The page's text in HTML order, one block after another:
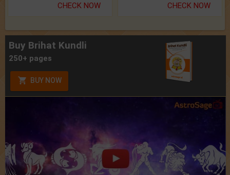
CHECK NOW CHECK NOW
Buy Brihat Kundli
250+ pages
BUY NOW